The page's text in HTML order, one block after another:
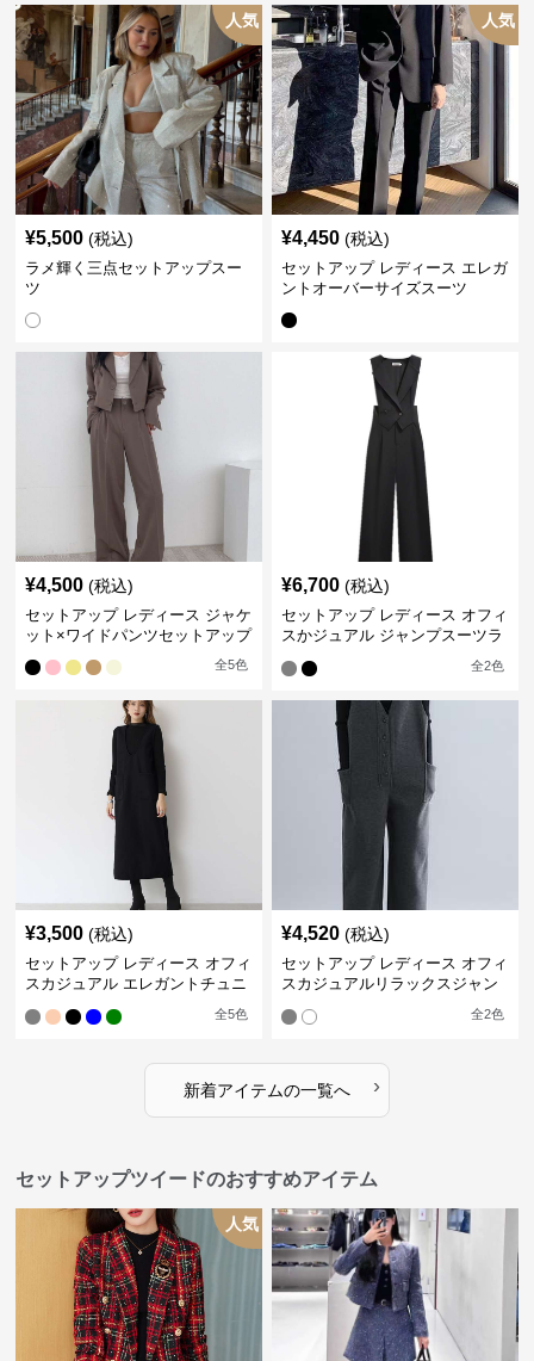
人気
¥5,500 (税込)
ラメ輝く三点セットアップスー
ツ
人気
¥4,450 (税込)
セットアップ レディース エレガ
ントオーバーサイズスーツ
¥4,500 (税込)
セットアップ レディース ジャケ
ット×ワイドパンツセットアップ
全5色
¥6,700 (税込)
セットアップ レディース オフィ
スかジュアル ジャンプスーツラ
全2色
¥3,500 (税込)
セットアップ レディース オフィ
スカジュアル エレガントチュニ
全5色
¥4,520 (税込)
セットアップ レディース オフィ
スカジュアルリラックスジャン
全2色
新着アイテムの一覧へ ›
セットアップツイードのおすすめアイテム
人気